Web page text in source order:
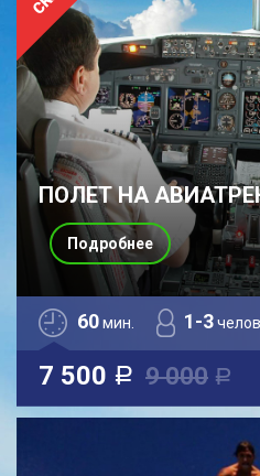
ПОЛЕТ НА
60мин. 1-3
7 500 a 9 000 a
Подробнее